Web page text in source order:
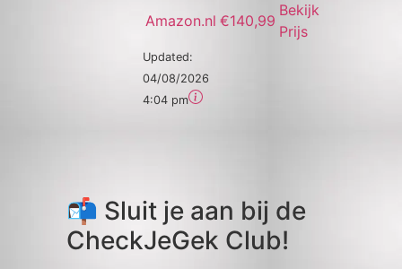
Amazon.nl €140,99
Bekijk
Prijs
Updated:
04/08/2026
4:04 pm
📬 Sluit je aan bij de
CheckJeGek Club!